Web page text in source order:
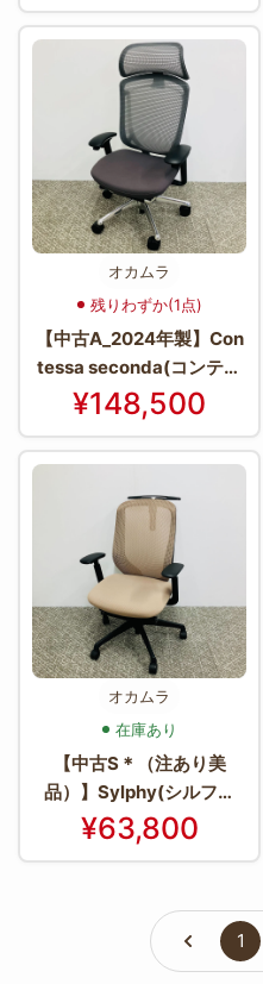
オカムラ
残りわずか(1点)
【中古A_2024年製】Con
tessa seconda(コンテッ
サセコンダ) CC87BR-FP
D2
¥148,500
オカムラ
在庫あり
【中古S＊（注あり美
品）】Sylphy(シルフィ
ー) C686XR-FMP7
¥63,800
1